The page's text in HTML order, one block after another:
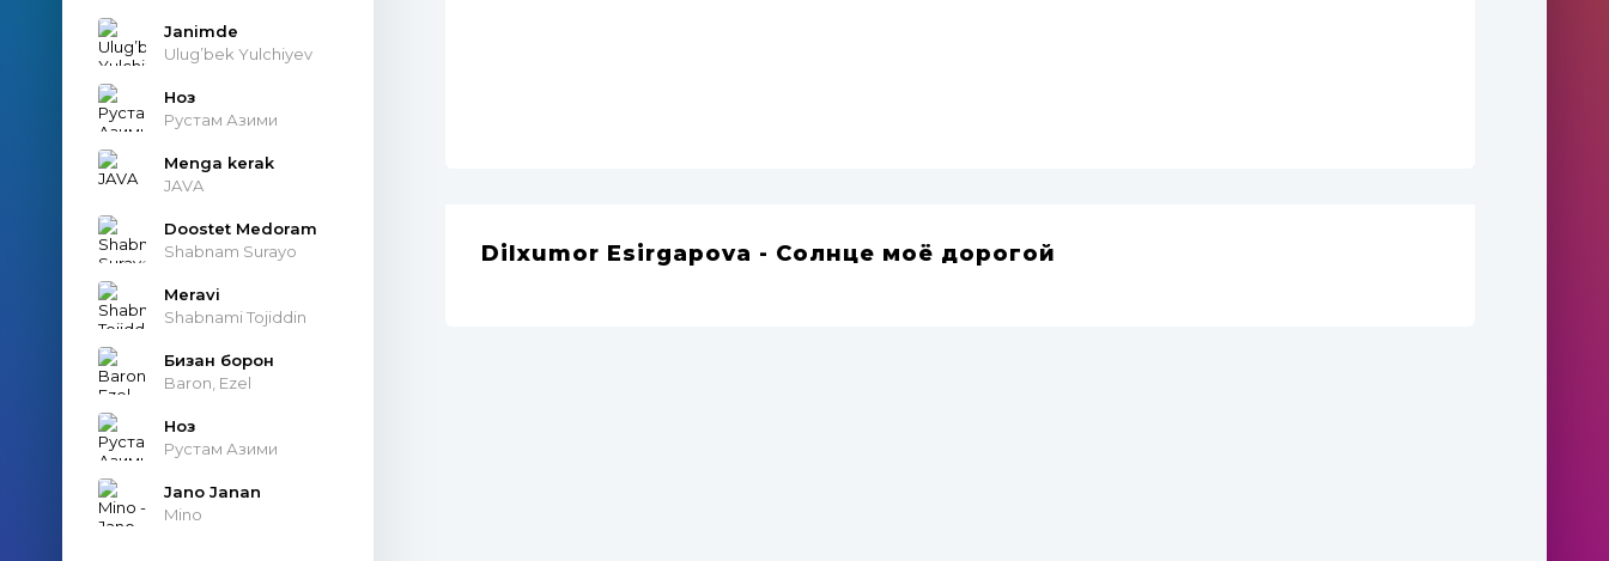
Janimde
Ulug’bek Yulchiyev
Ноз
Рустам Азими
Menga kerak
JAVA
Doostet Medoram
Shabnam Surayo
Meravi
Shabnami Tojiddin
Бизан борон
Baron, Ezel
Ноз
Рустам Азими
Jano Janan
Mino
Dilxumor Esirgapova - Солнце моё дорогой